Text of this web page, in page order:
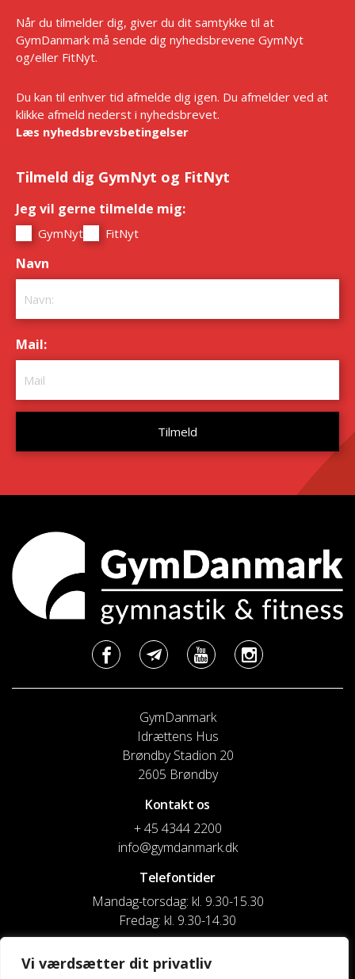
Vi værdsætter dit privatliv
Når du tilmelder dig, giver du dit samtykke til at
GymDanmark må sende dig nyhedsbrevene GymNyt
og/eller FitNyt.
Du kan til enhver tid afmelde dig igen. Du afmelder ved at
klikke afmeld nederst i nyhedsbrevet.
Læs nyhedsbrevsbetingelser
Tilmeld dig GymNyt og FitNyt
Jeg vil gerne tilmelde mig:
GymNyt FitNyt
Navn
Mail:
GymDanmark
Idrættens Hus
Brøndby Stadion 20
2605 Brøndby
Kontakt os
+ 45 4344 2200
info@gymdanmark.dk
Telefontider
Mandag-torsdag: kl. 9.30-15.30
Fredag: kl. 9.30-14.30
CVR nr. 20916818